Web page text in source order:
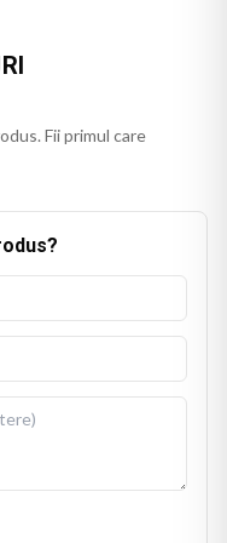
Fii primul care